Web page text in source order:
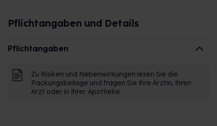
Pflichtangaben und Details
Pflichtangaben
Zu Risiken und Nebenwirkungen lesen Sie die
Packungsbeilage und fragen Sie Ihre Ärztin, Ihren
Arzt oder in Ihrer Apotheke.